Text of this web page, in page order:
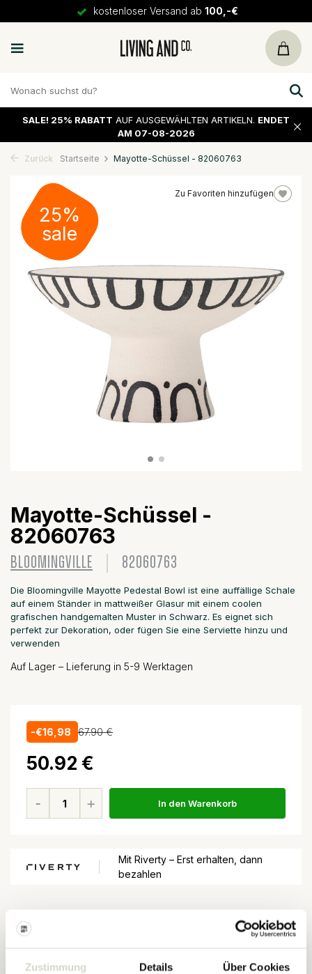
Zustimmung Details Über Cookies
kostenloser Versand ab 100,-€
SALE! 25% RABATT AUF AUSGEWÄHLTEN ARTIKELN. ENDET
AM 07-08-2026
Zurück Startseite Mayotte-Schüssel - 82060763
Zu Favoriten hinzufügen
25%
sale
Mayotte-Schüssel -
82060763
BLOOMINGVILLE 82060763
Die Bloomingville Mayotte Pedestal Bowl ist eine auffällige Schale
auf einem Ständer in mattweißer Glasur mit einem coolen
grafischen handgemalten Muster in Schwarz. Es eignet sich
perfekt zur Dekoration, oder fügen Sie eine Serviette hinzu und
verwenden
Auf Lager – Lieferung in 5-9 Werktagen
-€16,98 67.90 €
50.92 €
In den Warenkorb
Mit Riverty – Erst erhalten, dann
bezahlen
kostenloser Versand ab
★★★★★4,5/5 Sterne bei Webshop Trustmark